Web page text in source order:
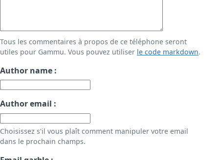
Tous les commentaires à propos de ce téléphone seront
utiles pour Gammu. Vous pouvez utiliser le code markdown.
Author name :
Author email :
Choisissez s'il vous plaît comment manipuler votre email
dans le prochain champs.